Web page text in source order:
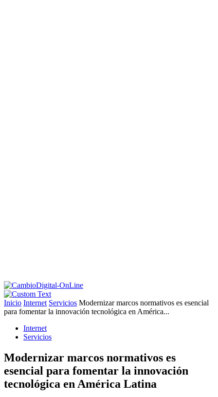
Inicio Internet Servicios Modernizar marcos normativos es esencial
para fomentar la innovación tecnológica en América...
Internet
Servicios
Modernizar marcos normativos es
esencial para fomentar la innovación
tecnológica en América Latina